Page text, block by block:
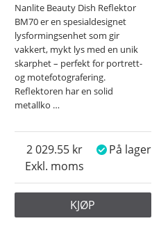
Nanlite Beauty Dish Reflektor
BM70 er en spesialdesignet
lysformingsenhet som gir
vakkert, mykt lys med en unik
skarphet – perfekt for portrett-
og motefotografering.
Reflektoren har en solid
metallko …
Exkl. moms
2 029.55 På lager
KJØP